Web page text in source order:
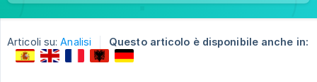
Articoli su: Analisi Questo articolo è disponibile anche in: